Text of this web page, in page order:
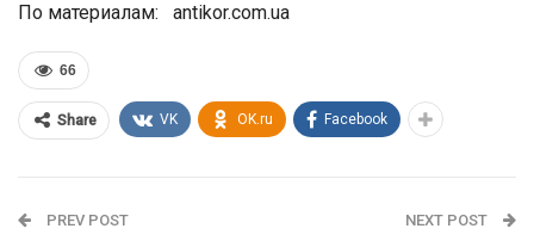
По материалам: antikor.com.ua
66
Share VK OK.ru Facebook
PREV POST NEXT POST